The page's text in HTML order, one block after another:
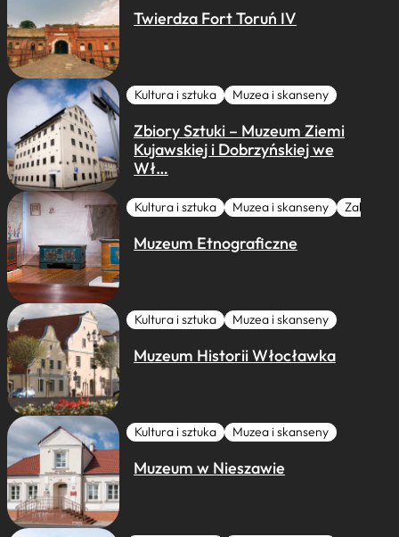
Twierdza Fort Toruń IV
Kultura i sztuka Muzea i skanseny
Zbiory Sztuki – Muzeum Ziemi
Kujawskiej i Dobrzyńskiej we
Wł…
Kultura i sztuka Muzea i skanseny Zabytki I
Muzeum Etnograficzne
Kultura i sztuka Muzea i skanseny
Muzeum Historii Włocławka
Kultura i sztuka Muzea i skanseny
Muzeum w Nieszawie